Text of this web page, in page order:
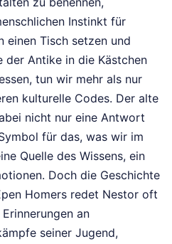
Instinkt für
einen Tisch setzen und
der Antike in die Kästchen
tun wir mehr als nur
kulturelle Codes. Der alte
nicht nur eine Antwort
für das, was wir im
Quelle des Wissens, ein
Doch die Geschichte
Homers redet Nestor oft
an
seiner Jugend,